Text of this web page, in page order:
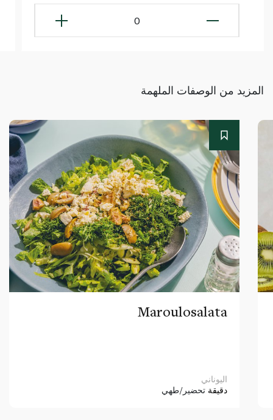
0
المزيد من الوصفات الملهمة
Maroulosalata
اليوناني
دقيقة تحضير/طهي